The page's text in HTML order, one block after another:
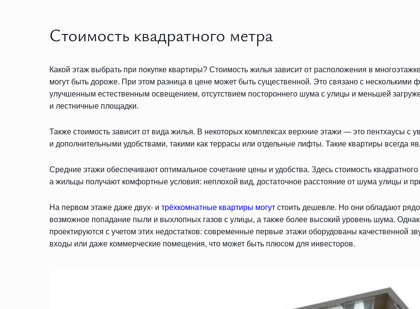
Стоимость квадратного метра
Какой этаж выбрать при покупке квартиры? Стоимость жилья зависит от расположения в
могут быть дороже. При этом разница в цене может быть существенной. Это связано с несколькими
улучшенным естественным освещением, отсутствием постороннего шума с улицы и меньшей
и лестничные площадки.
Также стоимость зависит от вида жилья. В некоторых комплексах верхние этажи — это пентхаусы
и дополнительными удобствами, такими как террасы или отдельные лифты. Такие квартиры всегда
Средние этажи обеспечивают оптимальное сочетание цены и удобства. Здесь стоимость
а жильцы получают комфортные условия: неплохой вид, достаточное расстояние от шума улицы и
На первом этаже даже двух- и трёхкомнатные квартиры могут стоить дешевле. Но они обладают
возможное попадание пыли и выхлопных газов с улицы, а также более высокий уровень шума.
проектируются с учетом этих недостатков: современные первые этажи оборудованы качественной
входы или даже коммерческие помещения, что может быть плюсом для инвесторов.